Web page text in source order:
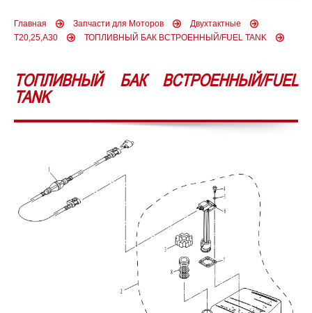
Главная Запчасти для Моторов
Двухтактные
T20,25,A30
ТОПЛИВНЫЙ БАК ВСТРОЕННЫЙ/FUEL TANK
ТОПЛИВНЫЙ БАК ВСТРОЕННЫЙ/FUEL
TANK